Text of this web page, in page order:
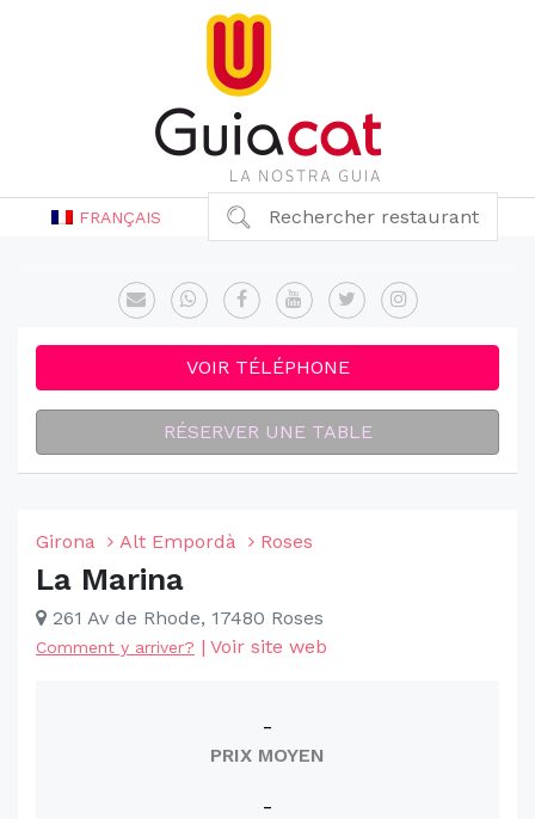
FRANÇAIS Rechercher restaurant
VOIR TÉLÉPHONE
RÉSERVER UNE TABLE
Girona Alt Empordà Roses
La Marina
261 Av de Rhode, 17480 Roses
Comment y arriver? | Voir site web
-
PRIX MOYEN
-